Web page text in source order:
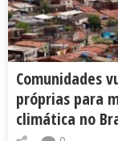
Comunidades
próprias para
climática no